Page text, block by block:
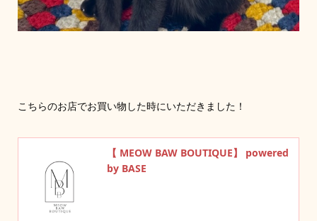
こちらのお店でお買い物した時にいただきました！
【 MEOW BAW BOUTIQUE】 powered
by BASE